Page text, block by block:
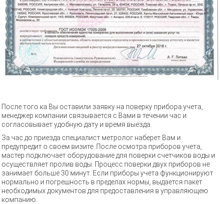
После того ка Вы оставили заявку на поверку прибора учета,
менеджер компании связывается с Вами в течении час и
согласовывает удобную дату и время выезда.
За час до приезда специалист метролог наберет Вам и
предупредит о своем визите. После осмотра приборов учета,
мастер подключает оборудование для поверки счетчиков воды и
осуществляет пролив воды. Процесс поверки двух приборов не
занимает больше 30 минут. Если приборы учета функционируют
нормально и погрешность в пределах нормы, выдается пакет
необходимых документов для предоставления в управляющею
компанию.